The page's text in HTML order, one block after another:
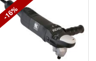
-16%